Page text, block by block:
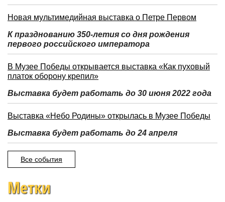
Новая мультимедийная выставка о Петре Первом
К празднованию 350-летия со дня рождения
первого российского императора
В Музее Победы открывается выставка «Как пуховый
платок оборону крепил»
Выставка будет работать до 30 июня 2022 года
Выставка «Небо Родины» открылась в Музее Победы
Выставка будет работать до 24 апреля
Все события
Метки